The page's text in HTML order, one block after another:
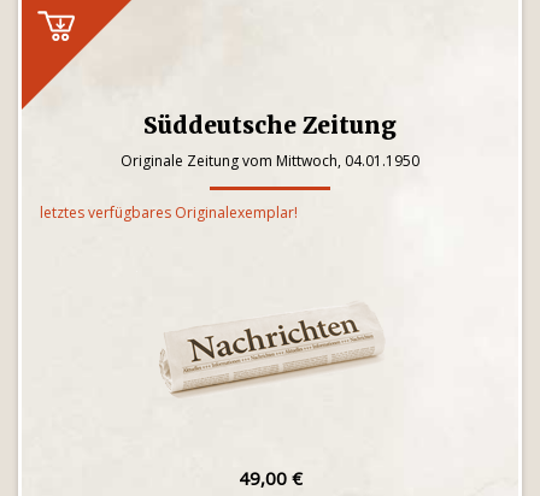
Süddeutsche Zeitung
Originale Zeitung vom Mittwoch, 04.01.1950
letztes verfügbares Originalexemplar!
49,00 €